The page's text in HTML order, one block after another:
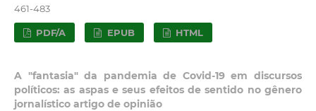
461-483
PDF/A EPUB HTML
A "fantasia" da pandemia de Covid-19 em discursos
políticos: as aspas e seus efeitos de sentido no gênero
jornalístico artigo de opinião